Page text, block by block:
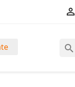

search